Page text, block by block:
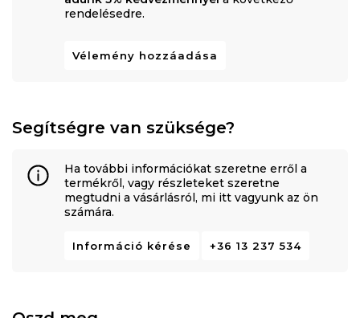
rendelésedre.
Vélemény hozzáadása
Segítségre van szüksége?
Ha további információkat szeretne erről a
termékről, vagy részleteket szeretne
megtudni a vásárlásról, mi itt vagyunk az ön
számára.
Információ kérése +36 13 237 534